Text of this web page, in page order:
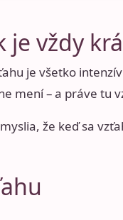
je vždy
je všetko
mení – a práve tu
že keď sa